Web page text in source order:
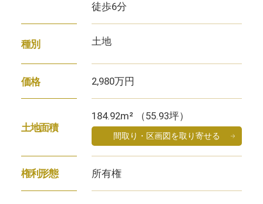
徒歩6分
種別 土地
価格 2,980万円
土地面積
184.92m² （55.93坪）
間取り・区画図を取り寄せる
権利形態 所有権